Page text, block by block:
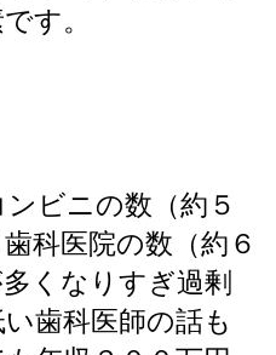
す。
ビニの数（約５
科医院の数（約６
くなりすぎ過剰
歯科医師の話も